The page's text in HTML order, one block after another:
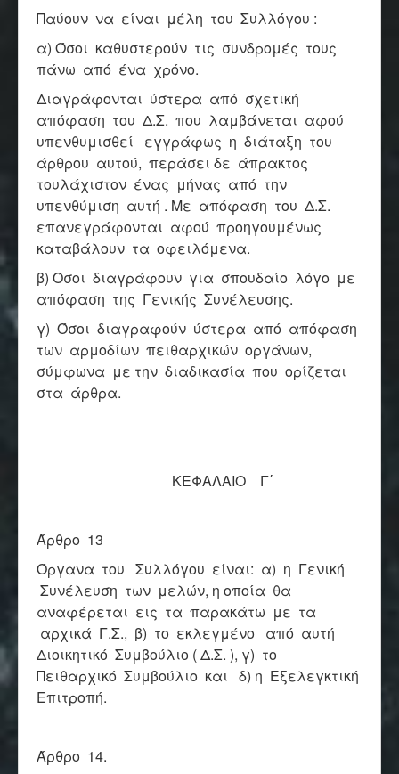
Παύουν να είναι μέλη του Συλλόγου :
α) Όσοι καθυστερούν τις συνδρομές τους
πάνω από ένα χρόνο.
Διαγράφονται ύστερα από σχετική
απόφαση του Δ.Σ. που λαμβάνεται αφού
υπενθυμισθεί εγγράφως η διάταξη του
άρθρου αυτού, περάσει δε άπρακτος
τουλάχιστον ένας μήνας από την
υπενθύμιση αυτή . Με απόφαση του Δ.Σ.
επανεγράφονται αφού προηγουμένως
καταβάλουν τα οφειλόμενα.
β) Όσοι διαγράφουν για σπουδαίο λόγο με
απόφαση της Γενικής Συνέλευσης.
γ) Όσοι διαγραφούν ύστερα από απόφαση
των αρμοδίων πειθαρχικών οργάνων,
σύμφωνα με την διαδικασία που ορίζεται
στα άρθρα.
ΚΕΦΑΛΑΙΟ Γ΄
Άρθρο 13
Όργανα του Συλλόγου είναι: α) η Γενική
Συνέλευση των μελών, η οποία θα
αναφέρεται εις τα παρακάτω με τα
αρχικά Γ.Σ., β) το εκλεγμένο από αυτή
Διοικητικό Συμβούλιο ( Δ.Σ. ), γ) το
Πειθαρχικό Συμβούλιο και δ) η Εξελεγκτική
Επιτροπή.
Άρθρο 14.